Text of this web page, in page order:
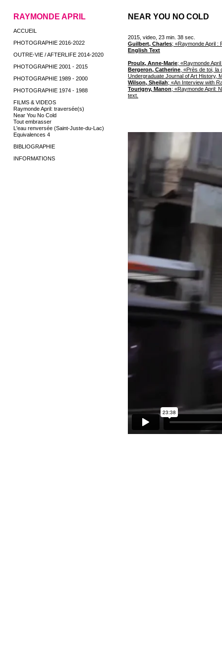
RAYMONDE APRIL
ACCUEIL
PHOTOGRAPHIE 2016-2022
OUTRE-VIE / AFTERLIFE 2014-2020
PHOTOGRAPHIE 2001 - 2015
PHOTOGRAPHIE 1989 - 2000
PHOTOGRAPHIE 1974 - 1988
FILMS & VIDEOS
Raymonde April: traversée(s)
Near You No Cold
Tout embrasser
L'eau renversée (Saint-Juste-du-Lac)
Equivalences 4
BIBLIOGRAPHIE
INFORMATIONS
NEAR YOU NO COLD
2015, video, 23 min. 38 sec.
Guilbert, Charles; «Raymonde April :
English Text
Proulx, Anne-Marie; «Raymonde
Bergeron, Catherine , «Près de toi,
Undergraduate Journal of Art History,
Wilson, Sheilah; «An Interview with
Tourigny, Manon; «Raymonde April:
text.